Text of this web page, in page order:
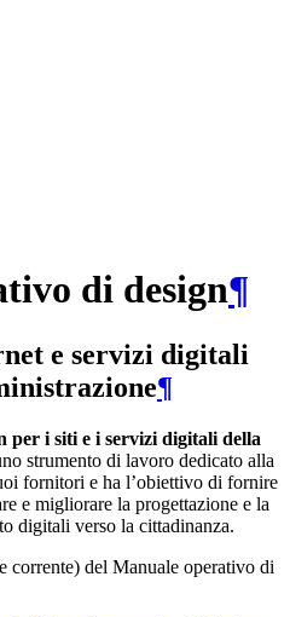
di design¶
e servizi digitali
¶
per i siti e i servizi digitali della
strumento di lavoro dedicato alla
fornitori e ha l’obiettivo di fornire
e migliorare la progettazione e la
digitali verso la cittadinanza.
corrente) del Manuale operativo di